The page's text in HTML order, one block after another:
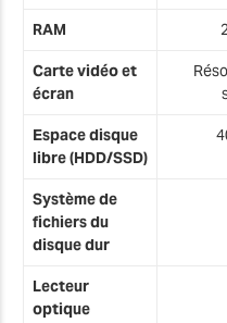
RAM
Carte vidéo et
écran
Espace disque
libre (HDD/SSD)
Système de
fichiers du
disque dur
Lecteur
optique